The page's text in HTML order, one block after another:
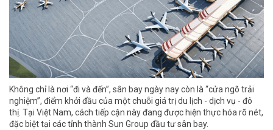
Không chỉ là nơi “đi và đến”, sân bay ngày nay còn là “cửa ngõ trải
nghiệm”, điểm khởi đầu của một chuỗi giá trị du lịch - dịch vụ - đô
thị. Tại Việt Nam, cách tiếp cận này đang được hiện thực hóa rõ nét,
đặc biệt tại các tỉnh thành Sun Group đầu tư sân bay.